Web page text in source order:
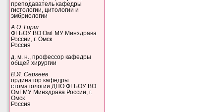
преподаватель кафедры
гистологии, цитологии и
эмбриологии
А.О. Гирш
ФГБОУ ВО ОмГМУ Минздрава
России, г. Омск
Россия
д. м. н., профессор кафедры
общей хирургии
В.И. Сергеев
ординатор кафедры
стоматологии ДПО ФГБОУ ВО
ОмГМУ Минздрава России, г.
Омск
Россия